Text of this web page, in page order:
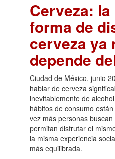
Cerveza: la
forma de
cerveza ya
depende
Ciudad de México, junio
hablar de cerveza
inevitablemente de
hábitos de consumo
vez más personas
permitan disfrutar el
la misma experiencia
más equilibrada.